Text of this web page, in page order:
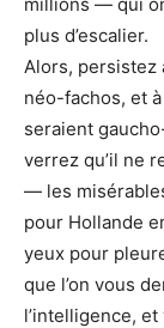
plus d’escalier.
Alors, persistez
néo-fachos, et
seraient
verrez qu’il ne
— les
pour Hollande
yeux pour
que l’on vous
l’intelligence,